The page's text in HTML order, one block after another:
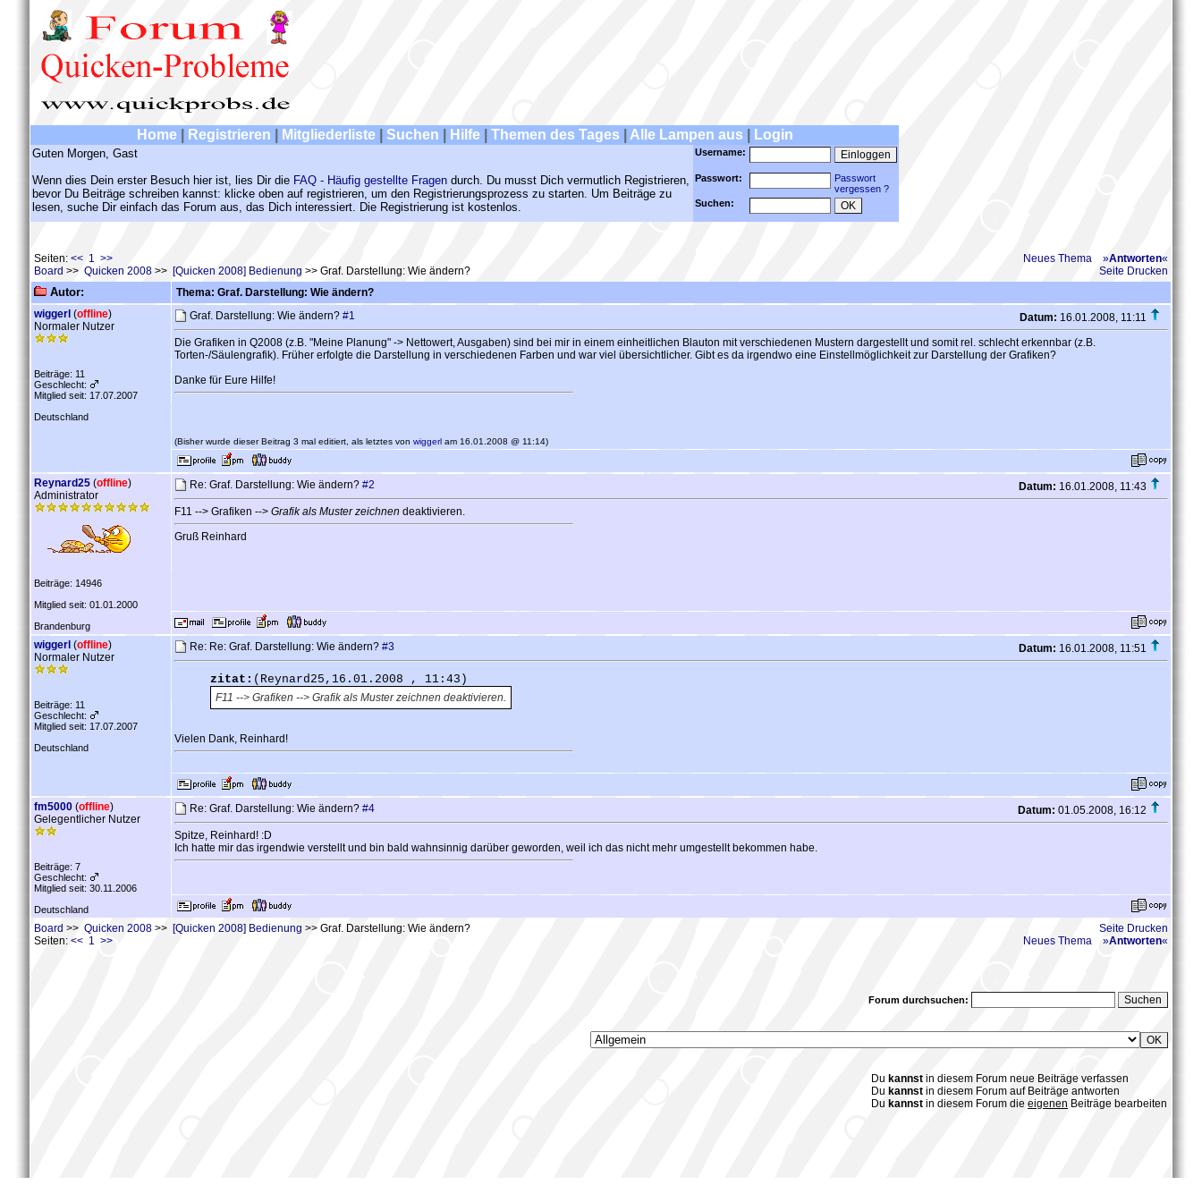
Home Registrieren Mitgliederliste Suchen Hilfe Themen des Tages Alle Lampen aus Login
Guten Morgen, Gast
Wenn dies Dein erster Besuch hier ist, lies Dir die FAQ - Häufig gestellte Fragen durch. Du musst Dich vermutlich Registrieren,
bevor Du Beiträge schreiben kannst: klicke oben auf registrieren, um den Registrierungsprozess zu starten. Um Beiträge zu
lesen, suche Dir einfach das Forum aus, das Dich interessiert. Die Registrierung ist kostenlos.
Username:
Passwort:
Passwort
vergessen ?
Suchen:
Seiten: << 1 >>
Board >> Quicken 2008 >> [Quicken 2008] Bedienung >> Graf. Darstellung: Wie ändern?
Neues Thema »Antworten«
Seite Drucken
Autor:
Thema: Graf. Darstellung: Wie ändern?
wiggerl (offline)
Normaler Nutzer
Beiträge: 11
Geschlecht:
Mitglied seit: 17.07.2007
Deutschland
Graf. Darstellung: Wie ändern? #1 Datum: 16.01.2008, 11:11
Die Grafiken in Q2008 (z.B. "Meine Planung" -> Nettowert, Ausgaben) sind bei mir in einem einheitlichen Blauton mit verschiedenen Mustern dargestellt und somit rel. schlecht erkennbar (z.B.
Torten-/Säulengrafik). Früher erfolgte die Darstellung in verschiedenen Farben und war viel übersichtlicher. Gibt es da irgendwo eine Einstellmöglichkeit zur Darstellung der Grafiken?
Danke für Eure Hilfe!
(Bisher wurde dieser Beitrag 3 mal editiert, als letztes von wiggerl am 16.01.2008 @ 11:14)
Reynard25 (offline)
Administrator
Beiträge: 14946
Mitglied seit: 01.01.2000
Brandenburg
Re: Graf. Darstellung: Wie ändern? #2 Datum: 16.01.2008, 11:43
F11 --> Grafiken --> Grafik als Muster zeichnen deaktivieren.
Gruß Reinhard
wiggerl (offline)
Normaler Nutzer
Beiträge: 11
Geschlecht:
Mitglied seit: 17.07.2007
Deutschland
Re: Re: Graf. Darstellung: Wie ändern? #3 Datum: 16.01.2008, 11:51
zitat: (Reynard25,16.01.2008 , 11:43)
F11 --> Grafiken --> Grafik als Muster zeichnen deaktivieren.
Vielen Dank, Reinhard!
fm5000 (offline)
Gelegentlicher Nutzer
Beiträge: 7
Geschlecht:
Mitglied seit: 30.11.2006
Deutschland
Re: Graf. Darstellung: Wie ändern? #4 Datum: 01.05.2008, 16:12
Spitze, Reinhard! :D
Ich hatte mir das irgendwie verstellt und bin bald wahnsinnig darüber geworden, weil ich das nicht mehr umgestellt bekommen habe.
Board >> Quicken 2008 >> [Quicken 2008] Bedienung >> Graf. Darstellung: Wie ändern?
Seiten: << 1 >>
Seite Drucken
Neues Thema
»Antworten«
Forum durchsuchen:
Du kannst in diesem Forum neue Beiträge verfassen
Du kannst in diesem Forum auf Beiträge antworten
Du kannst in diesem Forum die eigenen Beiträge bearbeiten